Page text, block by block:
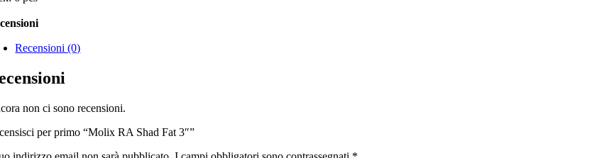
Recensioni (0)
non ci sono recensioni.
per primo “Molix RA Shad Fat 3″”